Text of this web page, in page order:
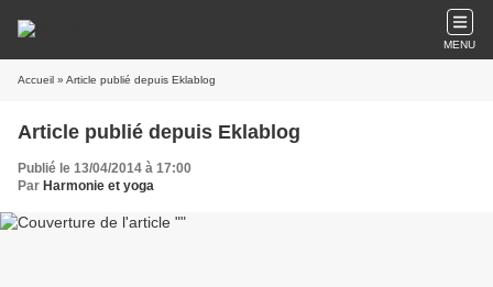
MENU
Accueil » Article publié depuis Eklablog
Article publié depuis Eklablog
Publié le 13/04/2014 à 17:00
Par Harmonie et yoga